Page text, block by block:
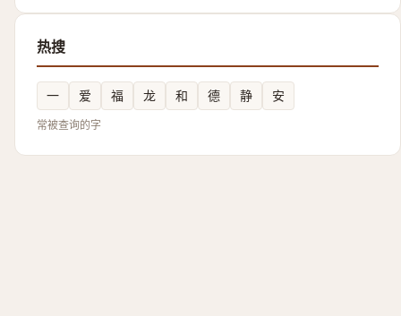
热搜
一 爱 福 龙 和 德 静 安
常被查询的字